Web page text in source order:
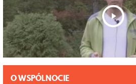
O WSPÓLNOCIE